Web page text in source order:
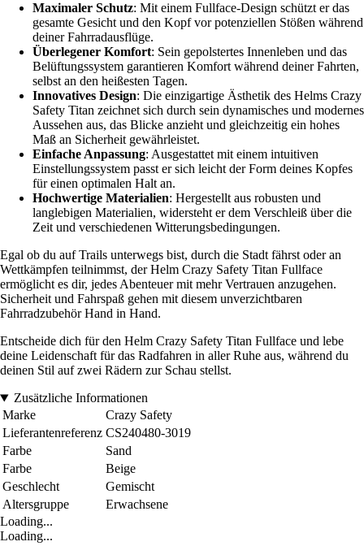
Maximaler Schutz: Mit einem Fullface-Design schützt er das
gesamte Gesicht und den Kopf vor potenziellen Stößen während
deiner Fahrradausflüge.
Überlegener Komfort: Sein gepolstertes Innenleben und das
Belüftungssystem garantieren Komfort während deiner Fahrten,
selbst an den heißesten Tagen.
Innovatives Design: Die einzigartige Ästhetik des Helms Crazy
Safety Titan zeichnet sich durch sein dynamisches und modernes
Aussehen aus, das Blicke anzieht und gleichzeitig ein hohes
Maß an Sicherheit gewährleistet.
Einfache Anpassung: Ausgestattet mit einem intuitiven
Einstellungssystem passt er sich leicht der Form deines Kopfes
für einen optimalen Halt an.
Hochwertige Materialien: Hergestellt aus robusten und
langlebigen Materialien, widersteht er dem Verschleiß über die
Zeit und verschiedenen Witterungsbedingungen.
Egal ob du auf Trails unterwegs bist, durch die Stadt fährst oder an
Wettkämpfen teilnimmst, der Helm Crazy Safety Titan Fullface
ermöglicht es dir, jedes Abenteuer mit mehr Vertrauen anzugehen.
Sicherheit und Fahrspaß gehen mit diesem unverzichtbaren
Fahrradzubehör Hand in Hand.
Entscheide dich für den Helm Crazy Safety Titan Fullface und lebe
deine Leidenschaft für das Radfahren in aller Ruhe aus, während du
deinen Stil auf zwei Rädern zur Schau stellst.
Zusätzliche Informationen
Marke
Crazy Safety
Lieferantenreferenz CS240480-3019
Farbe
Sand
Farbe
Beige
Geschlecht
Gemischt
Altersgruppe
Erwachsene
Loading...
Loading...